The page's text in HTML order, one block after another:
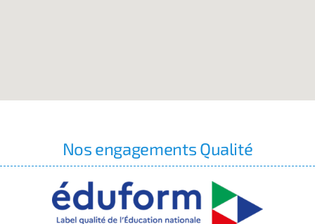
Nos engagements Qualité